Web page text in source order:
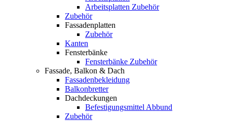
Arbeitsplatten Zubehör
Zubehör
Fassadenplatten
Zubehör
Kanten
Fensterbänke
Fensterbänke Zubehör
Fassade, Balkon & Dach
Fassadenbekleidung
Balkonbretter
Dachdeckungen
Befestigungsmittel Abbund
Zubehör